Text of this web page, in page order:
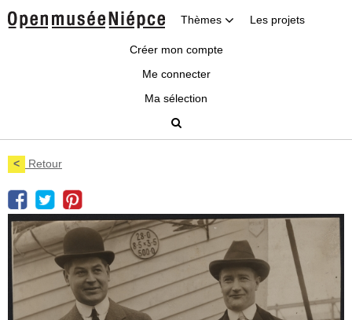
Thèmes Les projets
Créer mon compte
Me connecter
Ma sélection
< Retour